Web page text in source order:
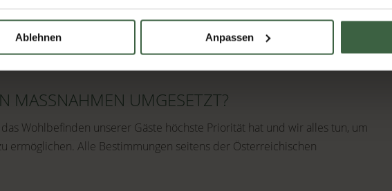
Ablehnen Anpassen
07475/52112 oder office@kothmuehle.at. Wir werden Sie hierzu auf dem
werden wir euch weiterhin auf dem Laufenden halten, wie sich die
MASSNAHMEN UMGESETZT?
Wohlbefinden unserer Gäste höchste Priorität hat und wir alles tun, um
ermöglichen. Alle Bestimmungen seitens der Österreichischen